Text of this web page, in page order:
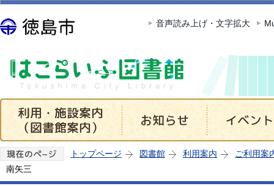
このページの本文へ移動
音声読み上げ・文字拡大
トップページ 図書館 利用案内
ご利用案
南矢三